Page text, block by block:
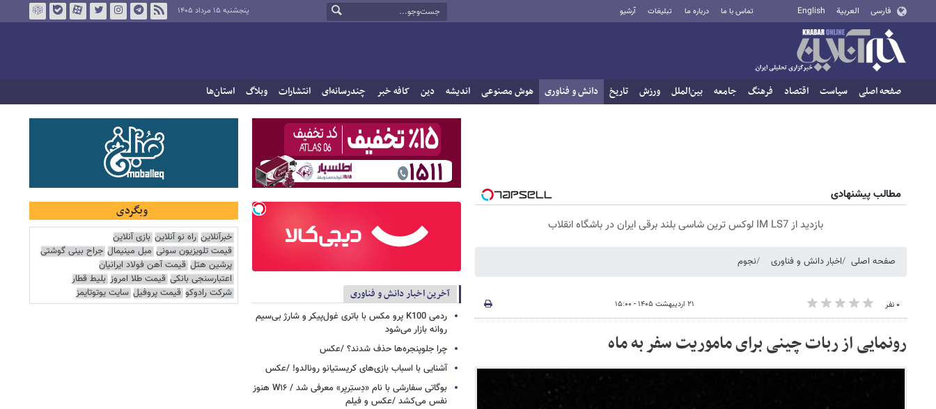
فارسی العربية English تماس با ما درباره ما تبلیغات آرشیو پنجشنبه ۱۵ مرداد ۱۴۰۵
صفحه اصلی سیاست اقتصاد فرهنگ جامعه بین‌الملل ورزش تاریخ دانش و فناوری هوش مصنوعی اندیشه دین کافه خبر چندرسانه‌ای انتشارات وبلاگ استان‌ها
مطالب پیشنهادی
بازدید از IM LS7 لوکس ترین شاسی بلند برقی ایران در باشگاه انقلاب
صفحه اصلی اخبار دانش و فناوری نجوم
۰ نفر ۲۱ اردیبهشت ۱۴۰۵ - ۱۵:۰۰
رونمایی از ربات چینی برای ماموریت سفر به ماه
آخرین اخبار دانش و فناوری
ردمی K100 پرو مکس با باتری غول‌پیکر و شارژ بی‌سیم
روانه بازار می‌شود
چرا جلوپنجره‌ها حذف شدند؟ /عکس
آشنایی با اسباب‌ بازی‌های کریستیانو رونالدو! /عکس
بوگاتی سفارشی با نام «دِستِریِر» معرفی شد / W۱۶ هنوز
نفس می‌کشد /عکس و فیلم
وبگردی
خبرآنلاین راه نو آنلاین بازی آنلاین
قیمت تلویزیون سونی مبل مینیمال جراح بینی گوشتی
پرشین هتل قیمت آهن فولاد ایرانیان
اعتبارسنجی بانکی قیمت طلا امروز بلیط قطار
شرکت رادوکو قیمت پروفیل سایت یوتوتایمز